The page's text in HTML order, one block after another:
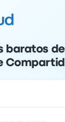
baratos